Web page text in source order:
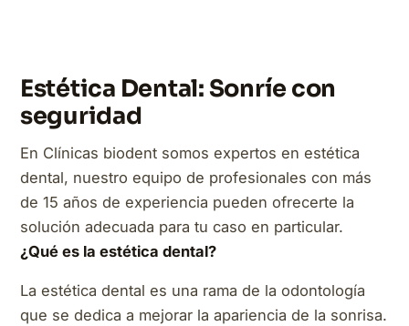
Estética Dental: Sonríe con
seguridad
En Clínicas biodent somos expertos en estética
dental, nuestro equipo de profesionales con más
de 15 años de experiencia pueden ofrecerte la
solución adecuada para tu caso en particular.
¿Qué es la estética dental?
La estética dental es una rama de la odontología
que se dedica a mejorar la apariencia de la sonrisa.